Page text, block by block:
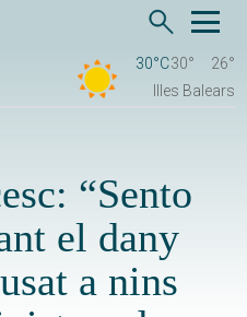
30°C30°
26°
Illes Balears
“Sento
el dany
a nins